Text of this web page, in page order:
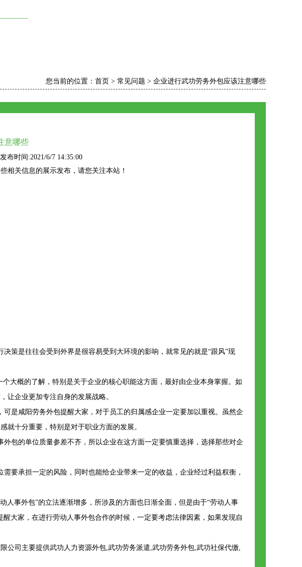
您当前的位置： 首页 > 常见问题 > 企业进行武功劳务外包应该注意哪些
意哪些
布时间:2021/6/7 14:35:00
相关信息的展示发布，请您关注本站！
是往往会受到外界是很容易受到大环境的影响，就常见的就是“跟风”现
概的了解，特别是关于企业的核心职能这方面，最好由企业本身掌握。如
让企业更加专注自身的发展战略。
咸阳劳务外包提醒大家，对于员工的归属感企业一定要加以重视。虽然企
就十分重要，特别是对于职业方面的发展。
的单位质量参差不齐，所以企业在这方面一定要慎重选择，选择那些对企
承担一定的风险，同时也能给企业带来一定的收益，企业经过利益权衡，
事外包”的立法逐渐增多，所涉及的方面也日渐全面，但是由于“劳动人事
大家，在进行劳动人事外包合作的时候，一定要考虑法律因素，如果发现自
公司主要提供武功人力资源外包,武功劳务派遣,武功劳务外包,武功社保代缴,